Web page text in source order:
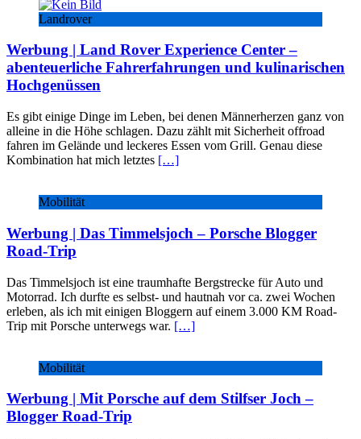
Landrover
Werbung | Land Rover Experience Center –
abenteuerliche Fahrerfahrungen und kulinarischen
Hochgenüssen
Es gibt einige Dinge im Leben, bei denen Männerherzen ganz von
alleine in die Höhe schlagen. Dazu zählt mit Sicherheit offroad
fahren im Gelände und leckeres Essen vom Grill. Genau diese
Kombination hat mich letztes […]
Mobilität
Werbung | Das Timmelsjoch – Porsche Blogger
Road-Trip
Das Timmelsjoch ist eine traumhafte Bergstrecke für Auto und
Motorrad. Ich durfte es selbst- und hautnah vor ca. zwei Wochen
erleben, als ich mit einigen Bloggern auf einem 3.000 KM Road-
Trip mit Porsche unterwegs war. […]
Mobilität
Werbung | Mit Porsche auf dem Stilfser Joch –
Blogger Road-Trip